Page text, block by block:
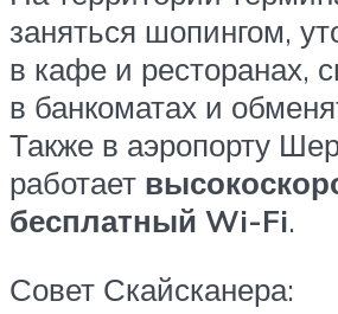
заняться шопингом,
в кафе и ресторанах,
в банкоматах и
Также в аэропорту
работает
бесплатный Wi-Fi.
Совет Скайсканера: